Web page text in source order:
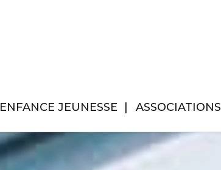
ENFANCE JEUNESSE ASSOCIATIONS